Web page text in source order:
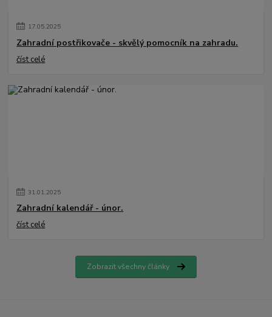
17.05.2025
Zahradní postřikovače - skvělý pomocník na zahradu.
číst celé
31.01.2025
Zahradní kalendář - únor.
číst celé
Zobrazit všechny články